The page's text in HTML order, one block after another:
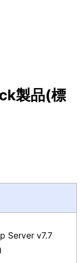
製品(標
Server v7.7